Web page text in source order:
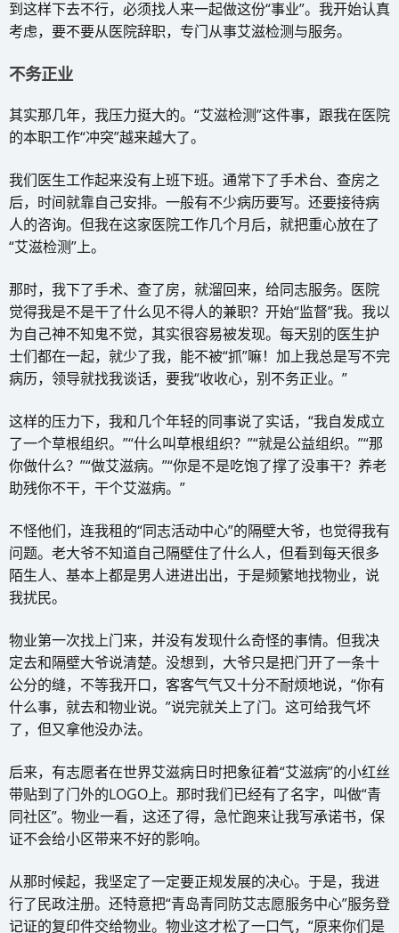
到这样下去不行，必须找人来一起做这份“事业”。我开始认真
考虑，要不要从医院辞职，专门从事艾滋检测与服务。
不务正业
其实那几年，我压力挺大的。“艾滋检测”这件事，跟我在医院
的本职工作“冲突”越来越大了。
我们医生工作起来没有上班下班。通常下了手术台、查房之
后，时间就靠自己安排。一般有不少病历要写。还要接待病
人的咨询。但我在这家医院工作几个月后，就把重心放在了
“艾滋检测”上。
那时，我下了手术、查了房，就溜回来，给同志服务。医院
觉得我是不是干了什么见不得人的兼职？开始“监督”我。我以
为自己神不知鬼不觉，其实很容易被发现。每天别的医生护
士们都在一起，就少了我，能不被“抓”嘛！加上我总是写不完
病历，领导就找我谈话，要我“收收心，别不务正业。”
这样的压力下，我和几个年轻的同事说了实话，“我自发成立
了一个草根组织。”“什么叫草根组织？”“就是公益组织。”“那
你做什么？”“做艾滋病。”“你是不是吃饱了撑了没事干？养老
助残你不干，干个艾滋病。”
不怪他们，连我租的“同志活动中心”的隔壁大爷，也觉得我有
问题。老大爷不知道自己隔壁住了什么人，但看到每天很多
陌生人、基本上都是男人进进出出，于是频繁地找物业，说
我扰民。
物业第一次找上门来，并没有发现什么奇怪的事情。但我决
定去和隔壁大爷说清楚。没想到，大爷只是把门开了一条十
公分的缝，不等我开口，客客气气又十分不耐烦地说，“你有
什么事，就去和物业说。”说完就关上了门。这可给我气坏
了，但又拿他没办法。
后来，有志愿者在世界艾滋病日时把象征着“艾滋病”的小红丝
带贴到了门外的LOGO上。那时我们已经有了名字，叫做“青
同社区”。物业一看，这还了得，急忙跑来让我写承诺书，保
证不会给小区带来不好的影响。
从那时候起，我坚定了一定要正规发展的决心。于是，我进
行了民政注册。还特意把“青岛青同防艾志愿服务中心”服务登
记证的复印件交给物业。物业这才松了一口气，“原来你们是